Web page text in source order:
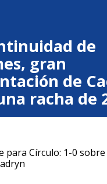
de
gran
de
racha de
para Círculo: 1-0 sobre